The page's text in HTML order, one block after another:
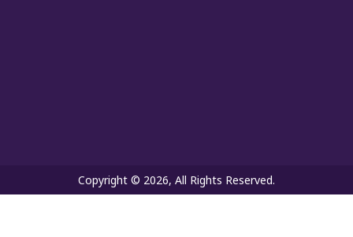
Copyright © 2026, All Rights Reserved.